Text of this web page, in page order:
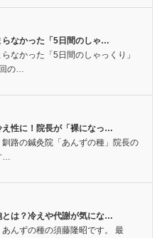
らなかった「5日間のしゃ…
なかった「5日間のしゃっくり」
の…
え性に！院長が「裸になっ…
釧路の鍼灸院「あんずの種」院長の
とは？冷えや代謝が気にな…
あんずの種の須藤隆昭です。 最